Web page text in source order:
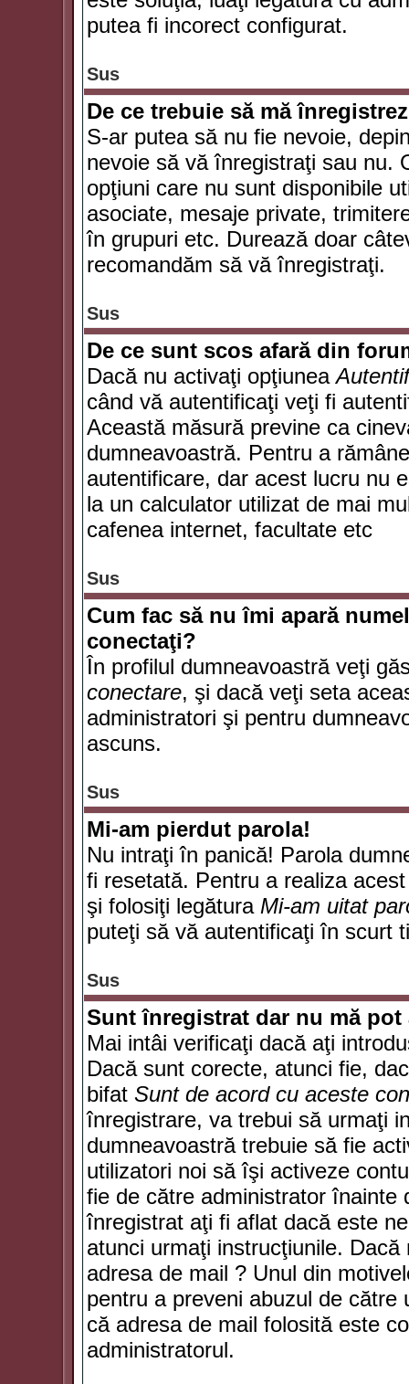
putea fi incorect configurat.
Sus
De ce trebuie să mă
S-ar putea să nu fie nevoie,
nevoie să vă înregistraţi sau nu.
opţiuni care nu sunt disponibile
asociate, mesaje private,
în grupuri etc. Durează doar
recomandăm să vă înregistraţi.
Sus
De ce sunt scos afară din
Dacă nu activaţi opţiunea
când vă autentificaţi veţi fi
Această măsură previne ca
dumneavoastră. Pentru a
autentificare, dar acest lucru nu
la un calculator utilizat de mai
cafenea internet, facultate etc
Sus
Cum fac să nu îmi apară
conectaţi?
În profilul dumneavoastră veţi
conectare, şi dacă veţi seta
administratori şi pentru
ascuns.
Sus
Mi-am pierdut parola!
Nu intraţi în panică! Parola
fi resetată. Pentru a realiza
şi folosiţi legătura Mi-am uitat
puteţi să vă autentificaţi în scurt
Sus
Sunt înregistrat dar nu mă
Mai intâi verificaţi dacă aţi
Dacă sunt corecte, atunci fie,
bifat Sunt de acord cu aceste
înregistrare, va trebui să urmaţi
dumneavoastră trebuie să fie
utilizatori noi să îşi activeze
fie de către administrator înainte
înregistrat aţi fi aflat dacă este
atunci urmaţi instrucţiunile.
adresa de mail ? Unul din
pentru a preveni abuzul de către
că adresa de mail folosită este
administratorul.